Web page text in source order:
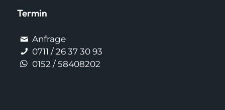
Termin
Anfrage
0711 / 26 37 30 93
0152 / 58408202